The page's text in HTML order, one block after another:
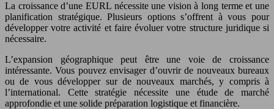
La croissance d’une EURL nécessite une vision à long terme et une
planification stratégique. Plusieurs options s’offrent à vous pour
développer votre activité et faire évoluer votre structure juridique si
nécessaire.
L’expansion géographique peut être une voie de croissance
intéressante. Vous pouvez envisager d’ouvrir de nouveaux bureaux
ou de vous développer sur de nouveaux marchés, y compris à
l’international. Cette stratégie nécessite une étude de marché
approfondie et une solide préparation logistique et financière.